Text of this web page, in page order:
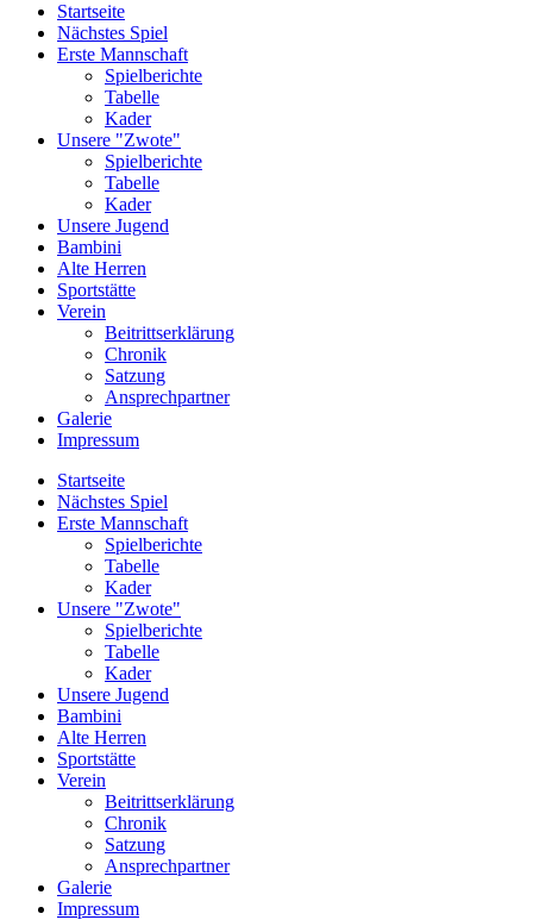
Startseite
Nächstes Spiel
Erste Mannschaft
Spielberichte
Tabelle
Kader
Unsere "Zwote"
Spielberichte
Tabelle
Kader
Unsere Jugend
Bambini
Alte Herren
Sportstätte
Verein
Beitrittserklärung
Chronik
Satzung
Ansprechpartner
Galerie
Impressum
Startseite
Nächstes Spiel
Erste Mannschaft
Spielberichte
Tabelle
Kader
Unsere "Zwote"
Spielberichte
Tabelle
Kader
Unsere Jugend
Bambini
Alte Herren
Sportstätte
Verein
Beitrittserklärung
Chronik
Satzung
Ansprechpartner
Galerie
Impressum